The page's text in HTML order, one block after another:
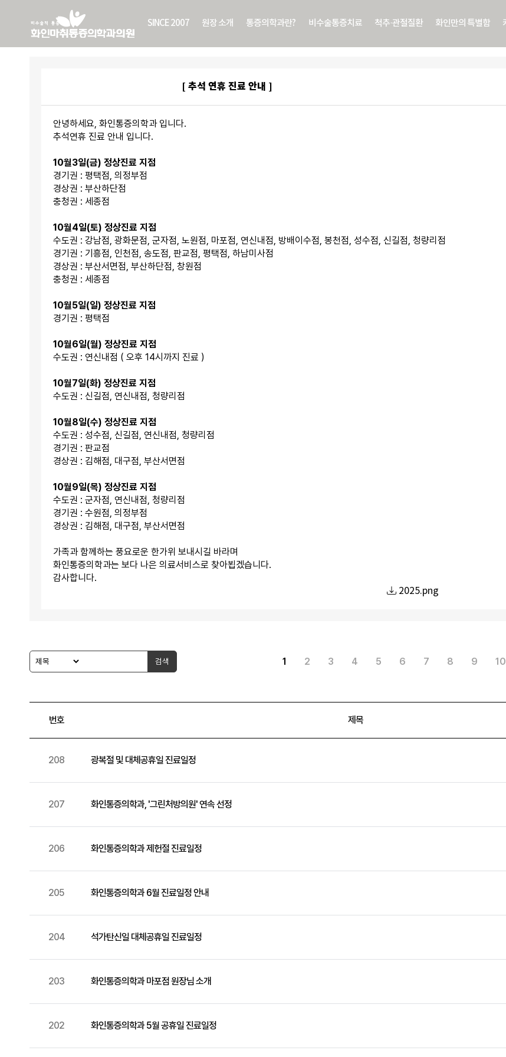
SINCE 2007 원장 소개 통증의학과란? 비수술통증치료 척추·관절질환 화인만의 특별함
[ 추석 연휴 진료 안내 ]
안녕하세요, 화인통증의학과 입니다.
추석연휴 진료 안내 입니다.
10월3일(금) 정상진료 지점
경기권 : 평택점, 의정부점
경상권 : 부산하단점
충청권 : 세종점
10월4일(토) 정상진료 지점
수도권 : 강남점, 광화문점, 군자점, 노원점, 마포점, 연신내점, 방배이수점, 봉천점, 성수점, 신길점, 청량리점
경기권 : 기흥점, 인천점, 송도점, 판교점, 평택점, 하남미사점
경상권 : 부산서면점, 부산하단점, 창원점
충청권 : 세종점
10월5일(일) 정상진료 지점
경기권 : 평택점
10월6일(월) 정상진료 지점
수도권 : 연신내점 ( 오후 14시까지 진료 )
10월7일(화) 정상진료 지점
수도권 : 신길점, 연신내점, 청량리점
10월8일(수) 정상진료 지점
수도권 : 성수점, 신길점, 연신내점, 청량리점
경기권 : 판교점
경상권 : 김해점, 대구점, 부산서면점
10월9일(목) 정상진료 지점
수도권 : 군자점, 연신내점, 청량리점
경기권 : 수원점, 의정부점
경상권 : 김해점, 대구점, 부산서면점
가족과 함께하는 풍요로운 한가위 보내시길 바라며
화인통증의학과는 보다 나은 의료서비스로 찾아뵙겠습니다.
감사합니다.
2025.png
검색 1 2 3 4 5 6 7 8 9 10
번호 제목
208 광복절 및 대체공휴일 진료일정
207 화인통증의학과, '그린처방의원' 연속 선정
206 화인통증의학과 제헌절 진료일정
205 화인통증의학과 6월 진료일정 안내
204 석가탄신일 대체공휴일 진료일정
203 화인통증의학과 마포점 원장님 소개
202 화인통증의학과 5월 공휴일 진료일정